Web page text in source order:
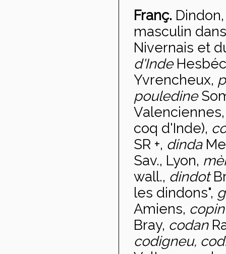
Franç.
masculin
Nivernais et
d'Inde
Yvrencheux,
pouledine
coq d'Inde),
SR +, dinda
Sav., Lyon,
wall., dindot
les dindons",
Amiens,
Bray, codan
codigneu,